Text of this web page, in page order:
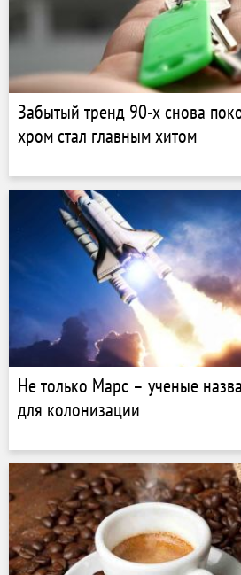
Забытый тренд 90-х снова
хром стал главным хитом
Не только Марс – ученые
для колонизации